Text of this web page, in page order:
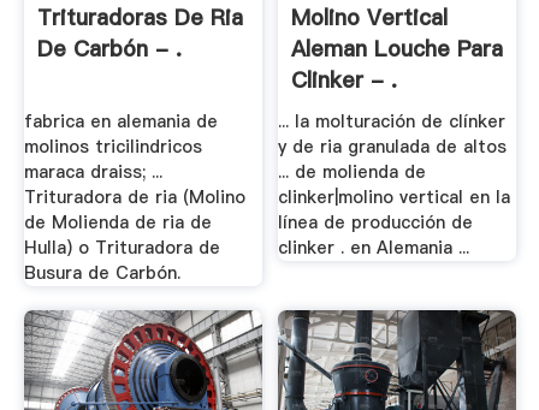
Trituradoras De Ria
De Carbón - .
fabrica en alemania de
molinos tricilindricos
maraca draiss; ...
Trituradora de ria (Molino
de Molienda de ria de
Hulla) o Trituradora de
Busura de Carbón.
Molino Vertical
Aleman Louche Para
Clinker - .
... la molturación de clínker
y de ria granulada de altos
... de molienda de
clinker|molino vertical en la
línea de producción de
clinker . en Alemania ...